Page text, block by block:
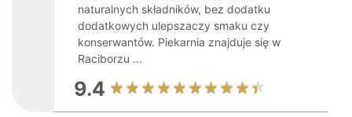
naturalnych składników, bez dodatku
dodatkowych ulepszaczy smaku czy
konserwantów. Piekarnia znajduje się w
Raciborzu ...
9.4